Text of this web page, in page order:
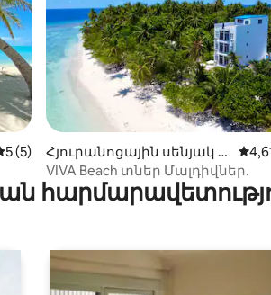
վարկանիշը՝ 5-ից 5, 5 կարծիք
5 (5)
Հյուրանոցային սենյակ H
angnaameedhoo-ում
VIVA Beach տներ Մալդիվներ.